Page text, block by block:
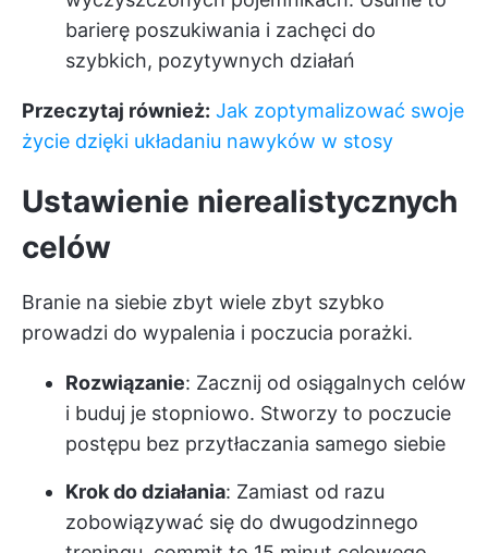
barierę poszukiwania i zachęci do
szybkich, pozytywnych działań
Przeczytaj również: Jak zoptymalizować swoje
życie dzięki układaniu nawyków w stosy
Ustawienie nierealistycznych
celów
Branie na siebie zbyt wiele zbyt szybko
prowadzi do wypalenia i poczucia porażki.
Rozwiązanie: Zacznij od osiągalnych celów
i buduj je stopniowo. Stworzy to poczucie
postępu bez przytłaczania samego siebie
Krok do działania: Zamiast od razu
zobowiązywać się do dwugodzinnego